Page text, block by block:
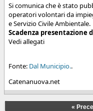
Si comunica che è stato
operatori volontari da
e Servizio Civile Ambientale.
Scadenza presentazione
Vedi allegati
Fonte: Dal Municipio..
Catenanuova.net
«